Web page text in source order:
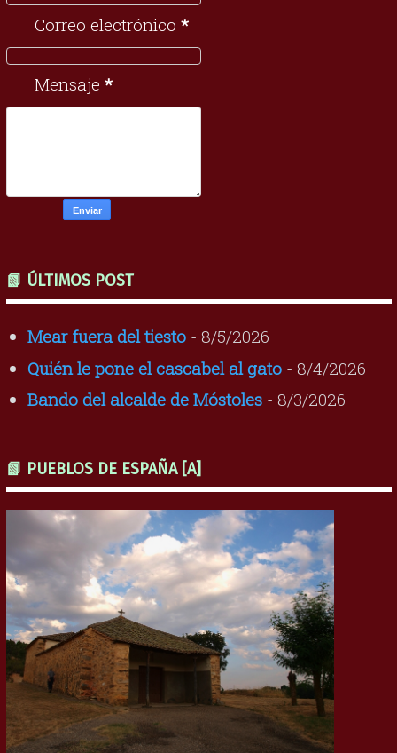
Correo electrónico *
Mensaje *
📗 ÚLTIMOS POST
Mear fuera del tiesto- 8/5/2026
Quién le pone el cascabel al gato- 8/4/2026
Bando del alcalde de Móstoles- 8/3/2026
📗 PUEBLOS DE ESPAÑA [A]